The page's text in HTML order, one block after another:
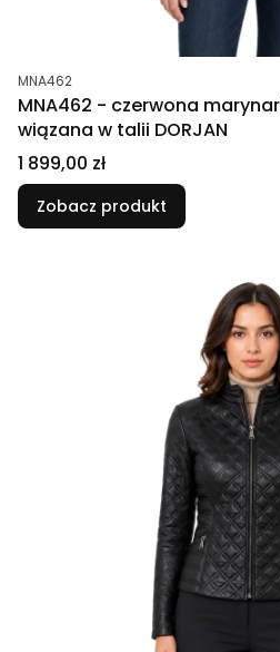
Kod produktu
MNA462
MNA462 - czerwona
wiązana w talii DORJAN
Cena
1 899,00 zł
Zobacz produkt